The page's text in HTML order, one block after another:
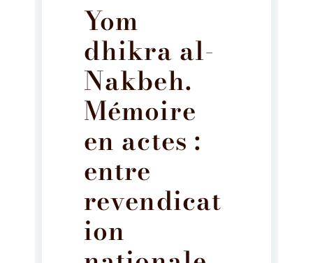
Yom
dhikra al-
Nakbeh.
Mémoire
en actes :
entre
revendicat
ion